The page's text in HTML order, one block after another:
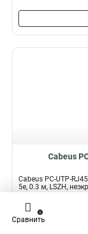
Cabeus
Cabeus PC-UTP-
5e, 0.3 м, LSZH,
Подробнее
Наличие:
Сравнить
0